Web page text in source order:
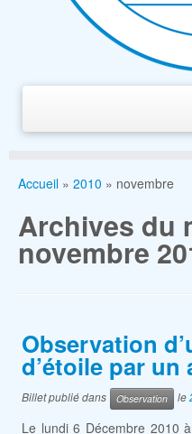
Accueil » 2010 » novembre
Archives du
novembre
Observation
d’étoile par un
Billet publié dans Observation le
Le lundi 6 Décembre 2010